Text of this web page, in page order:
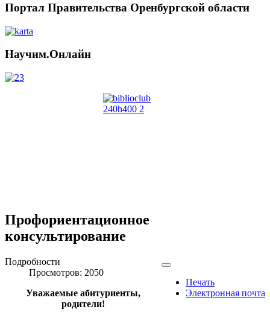
Портал Правительства Оренбургской области
Научим.Онлайн
Профориентационное
консультирование
Печать
Электронная почта
Подробности
Просмотров: 2050
Уважаемые абитуриенты,
родители!